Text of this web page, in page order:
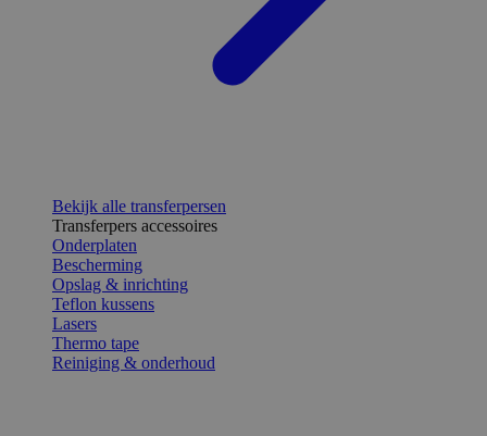
Bekijk alle transferpersen
Transferpers accessoires
Onderplaten
Bescherming
Opslag & inrichting
Teflon kussens
Lasers
Thermo tape
Reiniging & onderhoud